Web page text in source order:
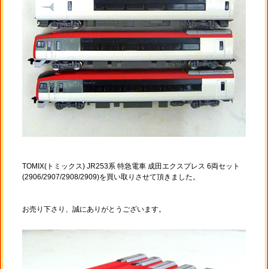
TOMIX(トミックス) JR253系 特急電車 成田エクスプレス 6両セット
(2906/2907/2908/2909)を買い取りさせて頂きました。
お売り下さり、誠にありがとうございます。